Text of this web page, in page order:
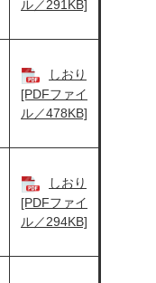
ル／291KB]
しおり
[PDFファイ
ル／478KB]
しおり
[PDFファイ
ル／294KB]